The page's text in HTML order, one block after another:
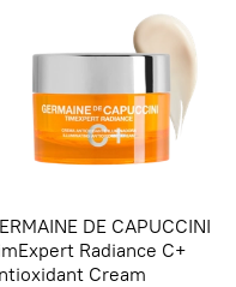
DE CAPUCCINI
Radiance C+
Cream